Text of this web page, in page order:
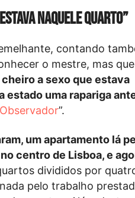
naquele quarto”
contando
o mestre, mas
a sexo que estava
estado uma rapariga
Observador”.
um apartamento lá
centro de Lisboa, e
divididos por
pelo trabalho